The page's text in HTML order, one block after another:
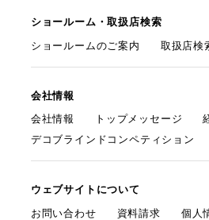
ショールーム・取扱店検索
ショールームのご案内
取扱店検
会社情報
会社情報
トップメッセージ
デコブラインドコンペティション
ウェブサイトについて
お問い合わせ
資料請求 個人